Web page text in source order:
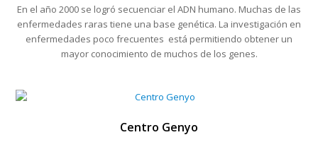
En el año 2000 se logró secuenciar el ADN humano. Muchas de las
enfermedades raras tiene una base genética. La investigación en
enfermedades poco frecuentes está permitiendo obtener un
mayor conocimiento de muchos de los genes.
Centro Genyo